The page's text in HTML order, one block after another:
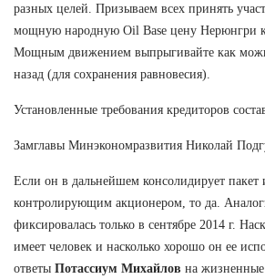
разных целей. Призываем всех принять
мощную народную Oil Base цену Нерюнгри
Мощным движением выпрыгивайте как
назад (для сохранения равновесия).
Установленные требования кредиторов
Замглавы Минэкономразвития Николай
Если он в дальнейшем консолидирует пакет
контролирующим акционером, то да.
фиксировалась только в сентябре 2014 г.
имеет человек и насколько хорошо он ее
ответы Потассиум Михайлов на